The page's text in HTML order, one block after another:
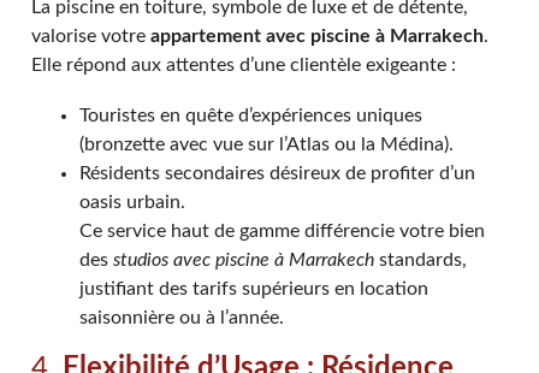
La piscine en toiture, symbole de luxe et de détente,
valorise votre appartement avec piscine à Marrakech.
Elle répond aux attentes d’une clientèle exigeante :
Touristes en quête d’expériences uniques
(bronzette avec vue sur l’Atlas ou la Médina).
Résidents secondaires désireux de profiter d’un
oasis urbain.
Ce service haut de gamme différencie votre bien
des studios avec piscine à Marrakechstandards,
justifiant des tarifs supérieurs en location
saisonnière ou à l’année.